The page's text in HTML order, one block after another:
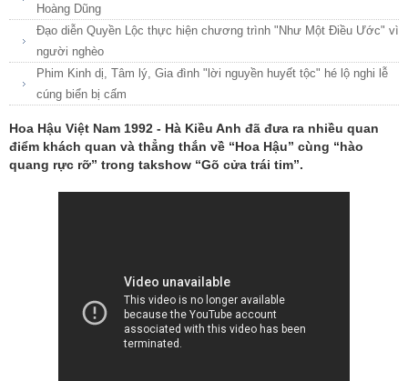
Hoàng Dũng
Đạo diễn Quyền Lộc thực hiện chương trình "Như Một Điều Ước" vì
người nghèo
Phim Kinh dị, Tâm lý, Gia đình "lời nguyền huyết tộc" hé lộ nghi lễ
cúng biển bị cấm
Hoa Hậu Việt Nam 1992 - Hà Kiều Anh đã đưa ra nhiều quan
điểm khách quan và thẳng thắn về “Hoa Hậu” cùng “hào
quang rực rỡ” trong takshow “Gõ cửa trái tim”.